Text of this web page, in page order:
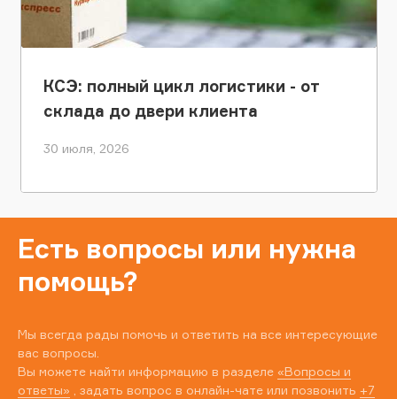
КСЭ: полный цикл логистики - от
склада до двери клиента
30 июля, 2026
Есть вопросы или нужна
помощь?
Мы всегда рады помочь и ответить на все интересующие
вас вопросы.
Вы можете найти информацию в разделе «Вопросы и
ответы» , задать вопрос в онлайн-чате или позвонить +7